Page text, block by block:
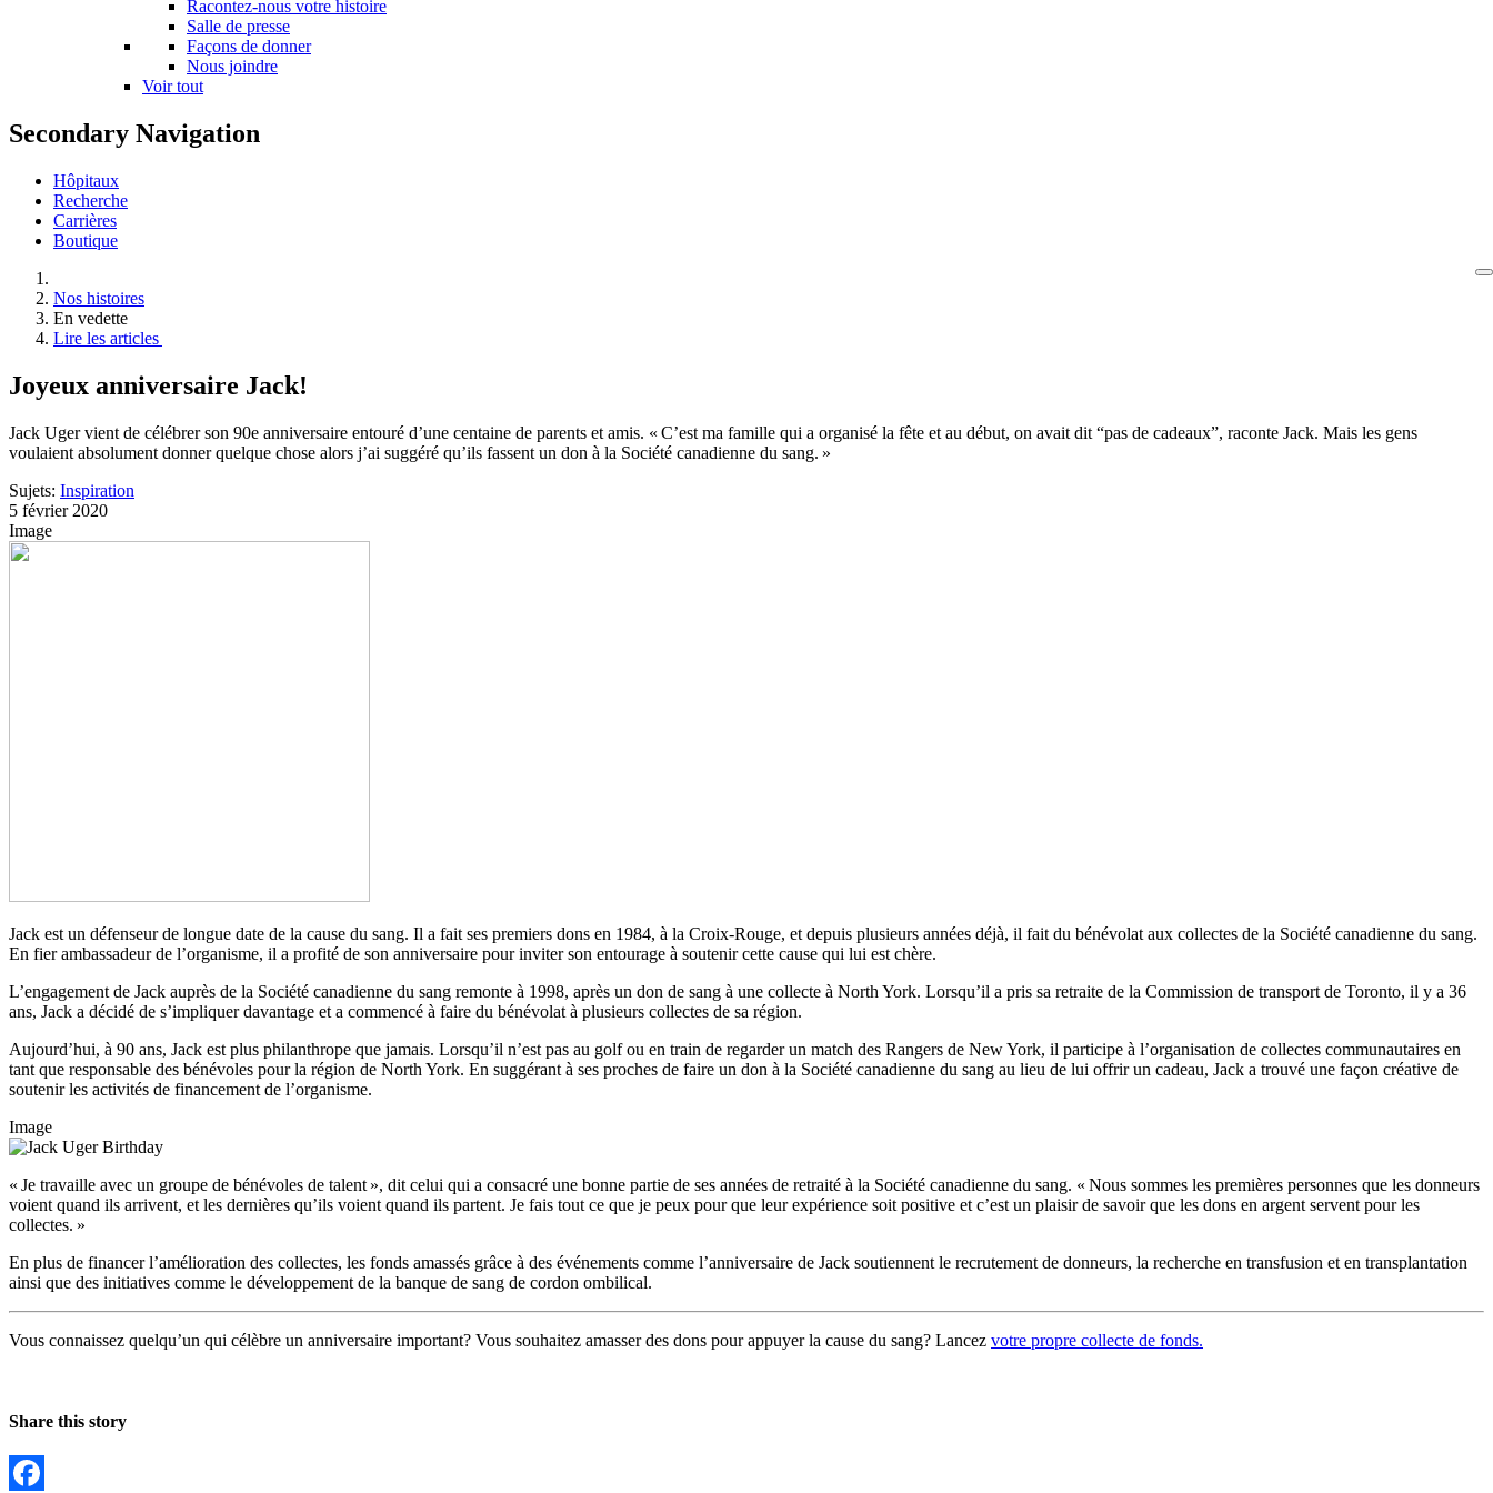
Racontez-nous votre histoire
Salle de presse
Façons de donner
Nous joindre
Voir tout
Secondary Navigation
Hôpitaux
Recherche
Carrières
Boutique
Nos histoires
En vedette
Lire les articles
Joyeux anniversaire Jack!
Jack Uger vient de célébrer son 90e anniversaire entouré d’une centaine de parents et amis. « C’est ma famille qui a organisé la fête et au début, on avait dit “pas de cadeaux”, raconte Jack. Mais les gens
voulaient absolument donner quelque chose alors j’ai suggéré qu’ils fassent un don à la Société canadienne du sang. »
Sujets: Inspiration
5 février 2020
Image
Jack est un défenseur de longue date de la cause du sang. Il a fait ses premiers dons en 1984, à la Croix-Rouge, et depuis plusieurs années déjà, il fait du bénévolat aux collectes de la Société canadienne du sang.
En fier ambassadeur de l’organisme, il a profité de son anniversaire pour inviter son entourage à soutenir cette cause qui lui est chère.
L’engagement de Jack auprès de la Société canadienne du sang remonte à 1998, après un don de sang à une collecte à North York. Lorsqu’il a pris sa retraite de la Commission de transport de Toronto, il y a 36
ans, Jack a décidé de s’impliquer davantage et a commencé à faire du bénévolat à plusieurs collectes de sa région.
Aujourd’hui, à 90 ans, Jack est plus philanthrope que jamais. Lorsqu’il n’est pas au golf ou en train de regarder un match des Rangers de New York, il participe à l’organisation de collectes communautaires en
tant que responsable des bénévoles pour la région de North York. En suggérant à ses proches de faire un don à la Société canadienne du sang au lieu de lui offrir un cadeau, Jack a trouvé une façon créative de
soutenir les activités de financement de l’organisme.
Image
« Je travaille avec un groupe de bénévoles de talent », dit celui qui a consacré une bonne partie de ses années de retraité à la Société canadienne du sang. « Nous sommes les premières personnes que les donneurs
voient quand ils arrivent, et les dernières qu’ils voient quand ils partent. Je fais tout ce que je peux pour que leur expérience soit positive et c’est un plaisir de savoir que les dons en argent servent pour les
collectes. »
En plus de financer l’amélioration des collectes, les fonds amassés grâce à des événements comme l’anniversaire de Jack soutiennent le recrutement de donneurs, la recherche en transfusion et en transplantation
ainsi que des initiatives comme le développement de la banque de sang de cordon ombilical.
Vous connaissez quelqu’un qui célèbre un anniversaire important? Vous souhaitez amasser des dons pour appuyer la cause du sang? Lancez votre propre collecte de fonds.
Share this story